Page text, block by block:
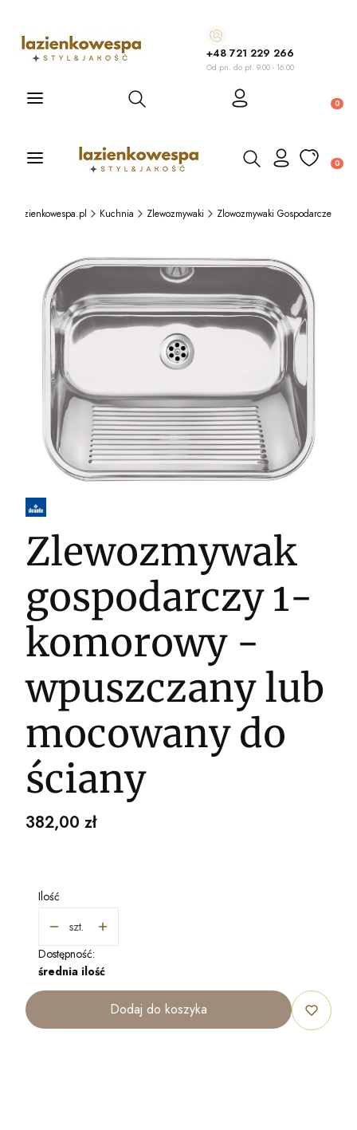
+48 721 229 266
Od pn. do pt. 9.00 - 16.00
Otwórz wyszukiwarkę
Otwórz wyszukiwarkę
Lazienkowespa.pl Kuchnia Zlewozmywaki Zlowozmywaki Gospodarcze
Zlewozmywak
gospodarczy 1-
komorowy -
wpuszczany lub
mocowany do
ściany
Cena
382,00 zł
Ilość
szt.
Dostępność:
średnia ilość
Dodaj do koszyka